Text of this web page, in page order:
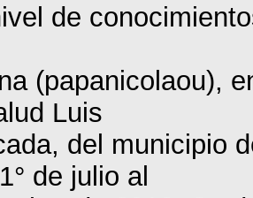
de
(papanicolaou),
Luis
del municipio
de julio al